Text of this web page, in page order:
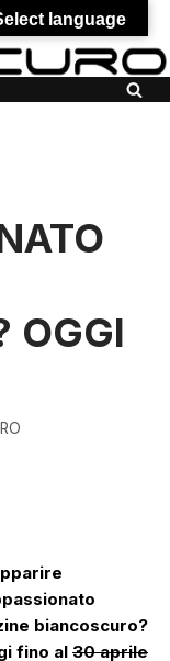
OGGI
biancoscuro?
fino al 30 aprile
language